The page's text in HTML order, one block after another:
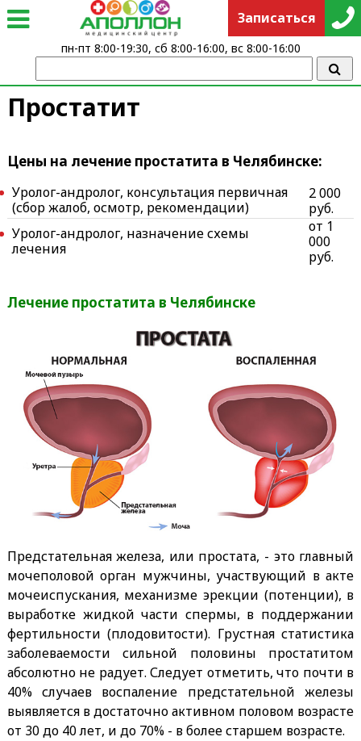
Простатит
Цены на лечение простатита в Челябинске:
Уролог-андролог, консультация первичная
(сбор жалоб, осмотр, рекомендации)
2 000
руб.
Уролог-андролог, назначение схемы
лечения
от 1
000
руб.
Лечение простатита в Челябинске
Предстательная железа, или простата, - это главный
мочеполовой орган мужчины, участвующий в акте
мочеиспускания, механизме эрекции (потенции), в
выработке жидкой части спермы, в поддержании
фертильности (плодовитости). Грустная статистика
заболеваемости сильной половины простатитом
абсолютно не радует. Следует отметить, что почти в
40% случаев воспаление предстательной железы
выявляется в достаточно активном половом возрасте
от 30 до 40 лет, и до 70% - в более старшем возрасте.
Записаться
пн-пт 8:00-19:30, сб 8:00-16:00, вс 8:00-16:00